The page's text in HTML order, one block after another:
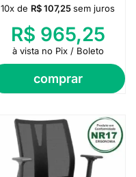
comprar
10x de R$107,25sem juros
R$ 965,25
à vista no Pix / Boleto